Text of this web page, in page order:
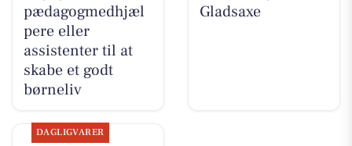
pædagogmedhjæl
pere eller
assistenter til at
skabe et godt
børneliv
Gladsaxe
DAGLIGVARER